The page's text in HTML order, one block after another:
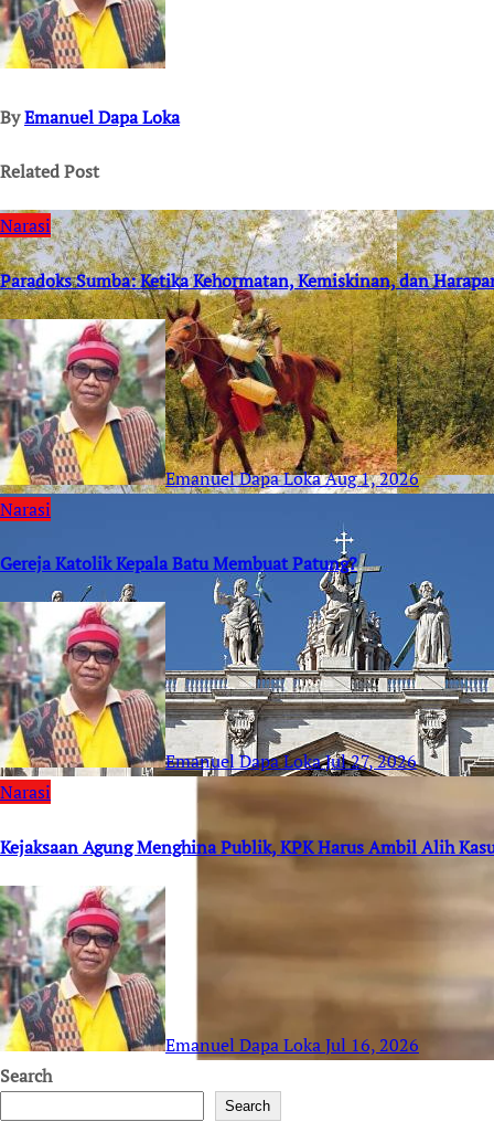
ByEmanuel Dapa Loka
Related Post
Narasi
Paradoks Sumba: Ketika Kehormatan, Kemiskinan, dan
Emanuel Dapa LokaAug 1, 2026
Narasi
Gereja Katolik Kepala Batu Membuat Patung?
Emanuel Dapa LokaJul 27, 2026
Narasi
Kejaksaan Agung Menghina Publik, KPK Harus Ambil Alih
Emanuel Dapa LokaJul 16, 2026
Search
Search